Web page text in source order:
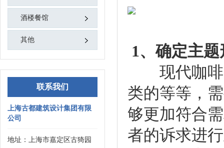
酒楼餐馆
其他
联系我们
上海古都建筑设计集团有限
公司
地址：上海市嘉定区古猗园
1、确定主题
现代咖啡
类的等等，
够更加符合
者的诉求进